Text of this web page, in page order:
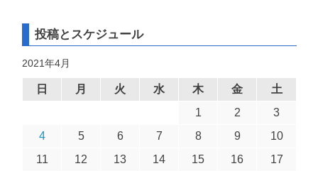
投稿とスケジュール
2021年4月
日 月 火 水 木 金 土
1 2
3
4
5 6 7 8 9
10
11
12 13 14 15 16
17